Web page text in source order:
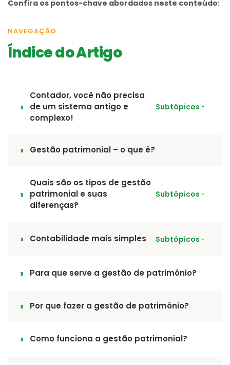
Confira os pontos-chave abordados neste conteúdo:
NAVEGAÇÃO
Índice do Artigo
Contador, você não precisa
de um sistema antigo e
complexo!
Subtópicos
Gestão patrimonial – o que é?
Quais são os tipos de gestão
patrimonial e suas
diferenças?
Subtópicos
Contabilidade mais simples Subtópicos
Para que serve a gestão de patrimônio?
Por que fazer a gestão de patrimônio?
Como funciona a gestão patrimonial?